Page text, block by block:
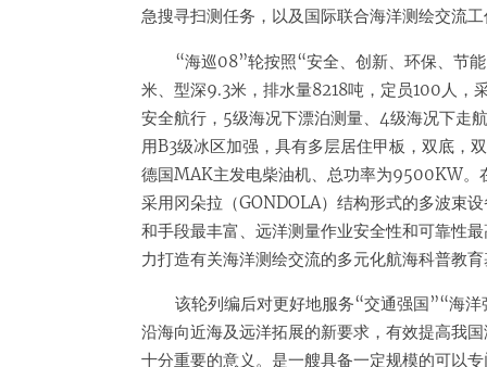
急搜寻扫测任务，以及国际联合海洋测绘交流
“海巡08”轮按照“安全、创新、环保、节
米、型深9.3米，排水量8218吨，定员100人，
安全航行，5级海况下漂泊测量、4级海况下走
用B3级冰区加强，具有多层居住甲板，双底，
德国MAK主发电柴油机、总功率为9500KW。
采用冈朵拉（GONDOLA）结构形式的多波束
和手段最丰富、远洋测量作业安全性和可靠性
力打造有关海洋测绘交流的多元化航海科普教
该轮列编后对更好地服务“交通强国”“海
沿海向近海及远洋拓展的新要求，有效提高我
十分重要的意义。是一艘具备一定规模的可以